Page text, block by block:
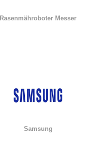
Rasenmähroboter Messer
Samsung